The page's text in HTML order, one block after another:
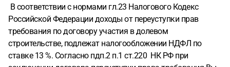
В соответствии с нормами гл.23 Налогового Кодекс
Российской Федерации доходы от переуступки прав
требования по договору участия в долевом
строительстве, подлежат налогообложении НДФЛ по
ставке 13 %. Согласно пдп.2 п.1 ст.220 НК РФ при